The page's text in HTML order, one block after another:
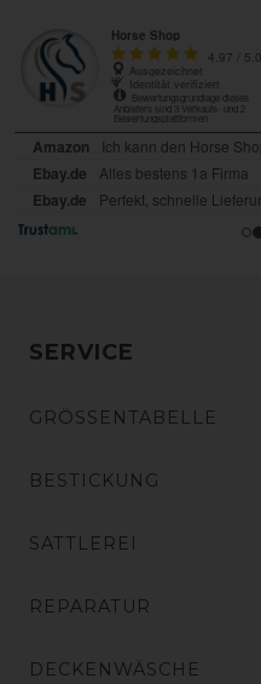
SERVICE
GRÖSSENTABELLE
BESTICKUNG
SATTLEREI
REPARATUR
DECKENWÄSCHE